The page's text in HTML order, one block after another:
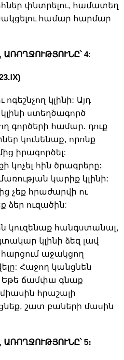
փնտրելու, համատեղ
համար հարմար
ԱՌՈՂՋՈՒԹՅՈՒՆԸ՝ 4:
կլինի: Այդ
ստեղծագործ
գործերի համար. դուք
կունենաք, որոնք
իրագործել:
կոչել հին ծրագրերը:
կարիք կլինի:
չեք հրաժարվի ու
ձեր ուզածին:
կուզենաք հանգստանալ,
կլինի ձեզ լավ
աջակցող
Հաջող կանցնեն
Եթե ճամփա գնաք
հրաշալի
շատ բաների մասին
ԱՌՈՂՋՈՒԹՅՈՒՆԸ՝ 5։